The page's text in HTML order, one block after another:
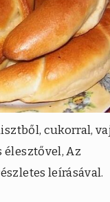
cukorral,
élesztővel, Az
leírásával.